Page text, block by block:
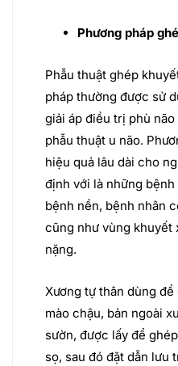
Phương pháp
Phẫu thuật ghép
pháp thường được sử
giải áp điều trị phù
phẫu thuật u não.
hiệu quả lâu dài cho
định với là những
bệnh nền, bệnh nhân
cũng như vùng khuyết
nặng.
Xương tự thân dùng
mào chậu, bản ngoài
sườn, được lấy để
sọ, sau đó đặt dẫn lưu